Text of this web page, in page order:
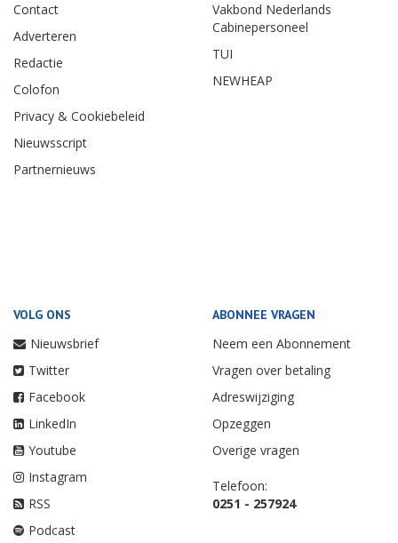
Contact
Adverteren
Redactie
Colofon
Privacy & Cookiebeleid
Nieuwsscript
Partnernieuws
Vakbond Nederlands
Cabinepersoneel
TUI
NEWHEAP
VOLG ONS
Nieuwsbrief
Twitter
Facebook
LinkedIn
Youtube
Instagram
RSS
Podcast
ABONNEE VRAGEN
Neem een Abonnement
Vragen over betaling
Adreswijziging
Opzeggen
Overige vragen
Telefoon:
0251 - 257924